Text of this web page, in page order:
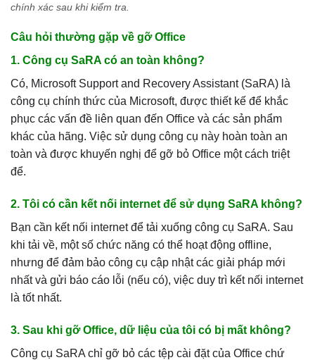
chính xác sau khi kiểm tra.
Câu hỏi thường gặp về gỡ Office
1. Công cụ SaRA có an toàn không?
Có, Microsoft Support and Recovery Assistant (SaRA) là
công cụ chính thức của Microsoft, được thiết kế để khắc
phục các vấn đề liên quan đến Office và các sản phẩm
khác của hãng. Việc sử dụng công cụ này hoàn toàn an
toàn và được khuyến nghị để gỡ bỏ Office một cách triệt
để.
2. Tôi có cần kết nối internet để sử dụng SaRA không?
Bạn cần kết nối internet để tải xuống công cụ SaRA. Sau
khi tải về, một số chức năng có thể hoạt động offline,
nhưng để đảm bảo công cụ cập nhật các giải pháp mới
nhất và gửi báo cáo lỗi (nếu có), việc duy trì kết nối internet
là tốt nhất.
3. Sau khi gỡ Office, dữ liệu của tôi có bị mất không?
Công cụ SaRA chỉ gỡ bỏ các tệp cài đặt của Office chứ